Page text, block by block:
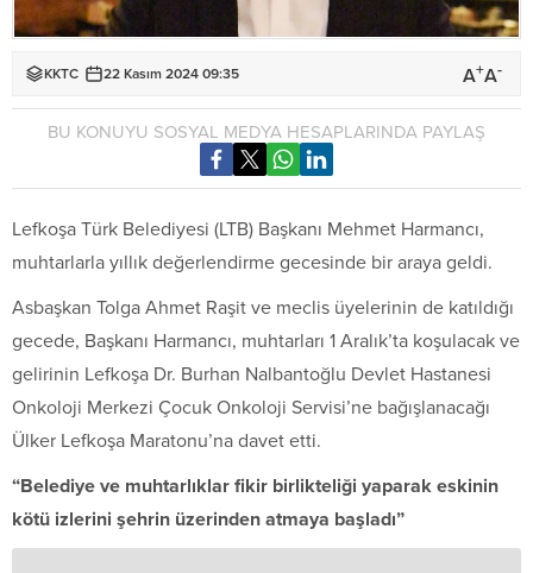
KKTC 22 Kasım 2024 09:35 A+A-
BU KONUYU SOSYAL MEDYA HESAPLARINDA PAYLAŞ
Lefkoşa Türk Belediyesi (LTB) Başkanı Mehmet Harmancı,
muhtarlarla yıllık değerlendirme gecesinde bir araya geldi.
Asbaşkan Tolga Ahmet Raşit ve meclis üyelerinin de katıldığı
gecede, Başkanı Harmancı, muhtarları 1 Aralık’ta koşulacak ve
gelirinin Lefkoşa Dr. Burhan Nalbantoğlu Devlet Hastanesi
Onkoloji Merkezi Çocuk Onkoloji Servisi’ne bağışlanacağı
Ülker Lefkoşa Maratonu’na davet etti.
“Belediye ve muhtarlıklar fikir birlikteliği yaparak eskinin
kötü izlerini şehrin üzerinden atmaya başladı”